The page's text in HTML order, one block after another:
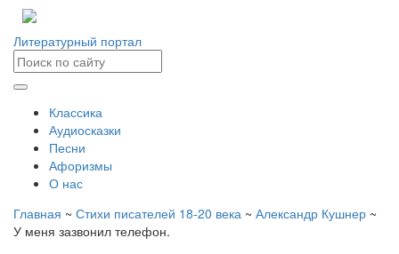
Литературный портал
Классика
Аудиосказки
Песни
Афоризмы
О нас
Главная ~ Стихи писателей 18-20 века ~ Александр Кушнер ~
У меня зазвонил телефон.